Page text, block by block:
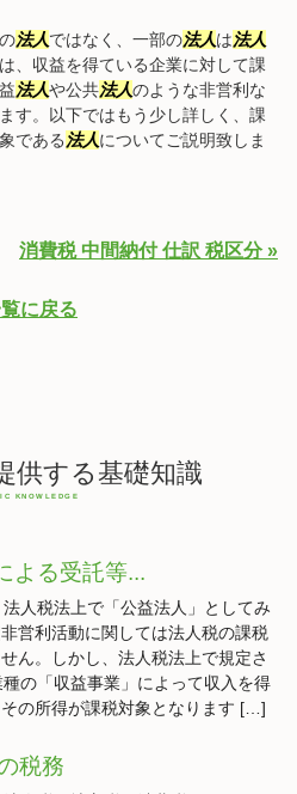
法人ではなく、一部の法人は法人
、収益を得ている企業に対して課
法人や公共法人のような非営利な
す。以下ではもう少し詳しく、課
である 法人についてご説明致しま
消費税 中間納付 仕訳 税区分 »
に戻る
供する基礎知識
よる受託等...
人税法上で「公益法人」としてみ
営利活動に関しては法人税の課税
ん。しかし、法人税法上で規定さ
の「収益事業」によって収入を得
の所得が課税対象となります […]
税務